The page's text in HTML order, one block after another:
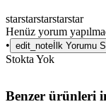
starstarstarstarstar
Henüz yorum
• edit_note İlk Yorumu
Stokta Yok
Benzer ürünleri